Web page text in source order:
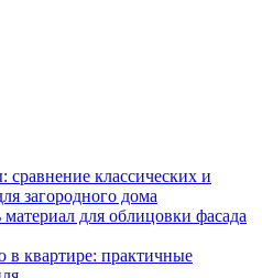
классических и
загородного дома
для облицовки фасада
квартире: практичные